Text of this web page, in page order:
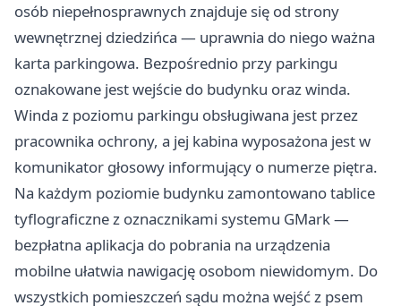
osób niepełnosprawnych znajduje się od strony
wewnętrznej dziedzińca — uprawnia do niego ważna
karta parkingowa. Bezpośrednio przy parkingu
oznakowane jest wejście do budynku oraz winda.
Winda z poziomu parkingu obsługiwana jest przez
pracownika ochrony, a jej kabina wyposażona jest w
komunikator głosowy informujący o numerze piętra.
Na każdym poziomie budynku zamontowano tablice
tyflograficzne z oznacznikami systemu GMark —
bezpłatna aplikacja do pobrania na urządzenia
mobilne ułatwia nawigację osobom niewidomym. Do
wszystkich pomieszczeń sądu można wejść z psem